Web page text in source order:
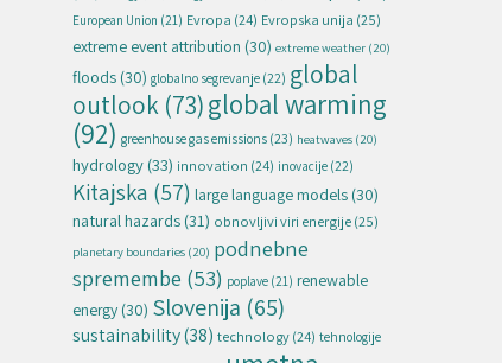
European Union (21) Evropa (24) Evropska unija (25)
extreme event attribution (30) extreme weather (20)
floods (30) globalno segrevanje (22) global
outlook (73)global warming
(92) greenhouse gas emissions (23) heatwaves (20)
hydrology(33) innovation (24) inovacije (22)
Kitajska (57) large language models (30)
natural hazards (31) obnovljivi viri energije(25)
planetary boundaries (20) podnebne
spremembe (53) poplave (21) renewable
energy (30) Slovenija (65)
sustainability(38) technology(24) tehnologije